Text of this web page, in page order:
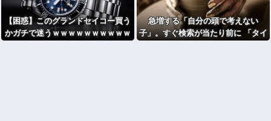
【困惑】このグランドセイコー買う
かガチで迷うｗｗｗｗｗｗｗｗｗｗ
急増する「自分の頭で考えない
子」。すぐ検索が当たり前に 「タイ